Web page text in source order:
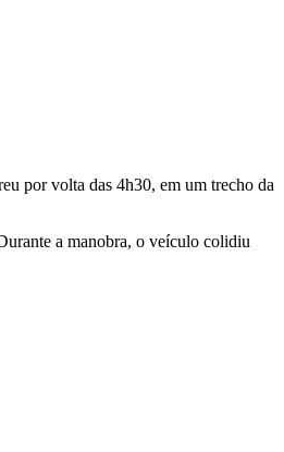
por volta das 4h30, em um trecho da
a manobra, o veículo colidiu